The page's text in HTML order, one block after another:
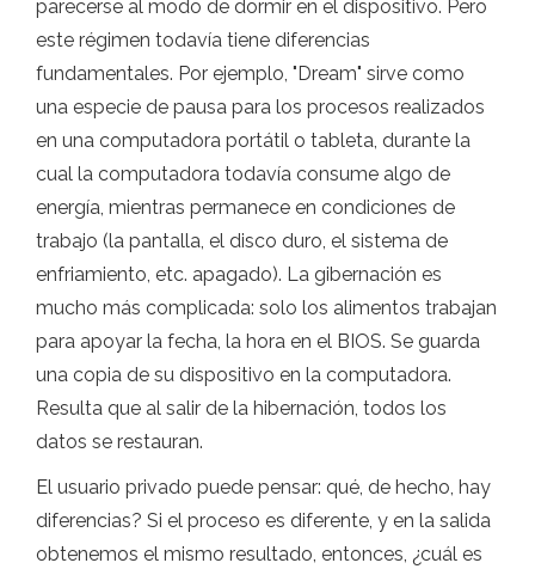
parecerse al modo de dormir en el dispositivo. Pero
este régimen todavía tiene diferencias
fundamentales. Por ejemplo, "Dream" sirve como
una especie de pausa para los procesos realizados
en una computadora portátil o tableta, durante la
cual la computadora todavía consume algo de
energía, mientras permanece en condiciones de
trabajo (la pantalla, el disco duro, el sistema de
enfriamiento, etc. apagado). La gibernación es
mucho más complicada: solo los alimentos trabajan
para apoyar la fecha, la hora en el BIOS. Se guarda
una copia de su dispositivo en la computadora.
Resulta que al salir de la hibernación, todos los
datos se restauran.
El usuario privado puede pensar: qué, de hecho, hay
diferencias? Si el proceso es diferente, y en la salida
obtenemos el mismo resultado, entonces, ¿cuál es